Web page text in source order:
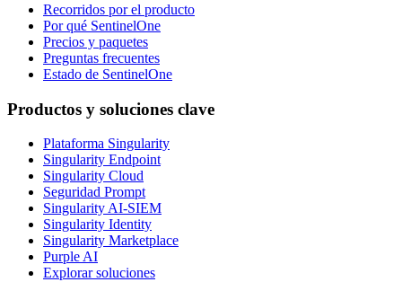
Recorridos por el producto
Por qué SentinelOne
Precios y paquetes
Preguntas frecuentes
Estado de SentinelOne
Productos y soluciones clave
Plataforma Singularity
Singularity Endpoint
Singularity Cloud
Seguridad Prompt
Singularity AI-SIEM
Singularity Identity
Singularity Marketplace
Purple AI
Explorar soluciones